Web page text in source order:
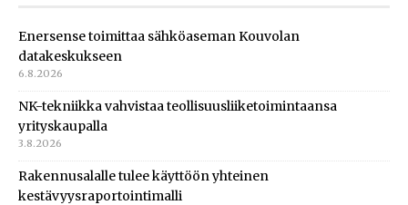
Enersense toimittaa sähköaseman Kouvolan
datakeskukseen
6.8.2026
NK-tekniikka vahvistaa teollisuusliiketoimintaansa
yrityskaupalla
3.8.2026
Rakennusalalle tulee käyttöön yhteinen
kestävyysraportointimalli